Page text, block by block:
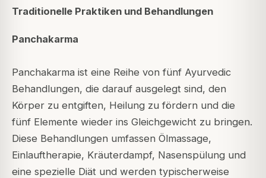
Traditionelle Praktiken und Behandlungen
Panchakarma
Panchakarma ist eine Reihe von fünf Ayurvedic
Behandlungen, die darauf ausgelegt sind, den
Körper zu entgiften, Heilung zu fördern und die
fünf Elemente wieder ins Gleichgewicht zu bringen.
Diese Behandlungen umfassen Ölmassage,
Einlauftherapie, Kräuterdampf, Nasenspülung und
eine spezielle Diät und werden typischerweise